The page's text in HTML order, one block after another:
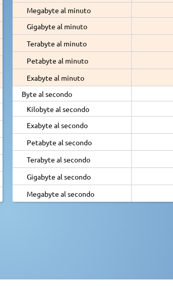
Megabyte al minuto
Gigabyte al minuto
Terabyte al minuto
Petabyte al minuto
Exabyte al minuto
Byte al secondo
Kilobyte al secondo
Exabyte al secondo
Petabyte al secondo
Terabyte al secondo
Gigabyte al secondo
Megabyte al secondo